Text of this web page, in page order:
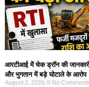
आरटीआई में चेक ड्रॉन की
और भुगतान में बड़े घोटाले के आरोप
August 2, 2026 No